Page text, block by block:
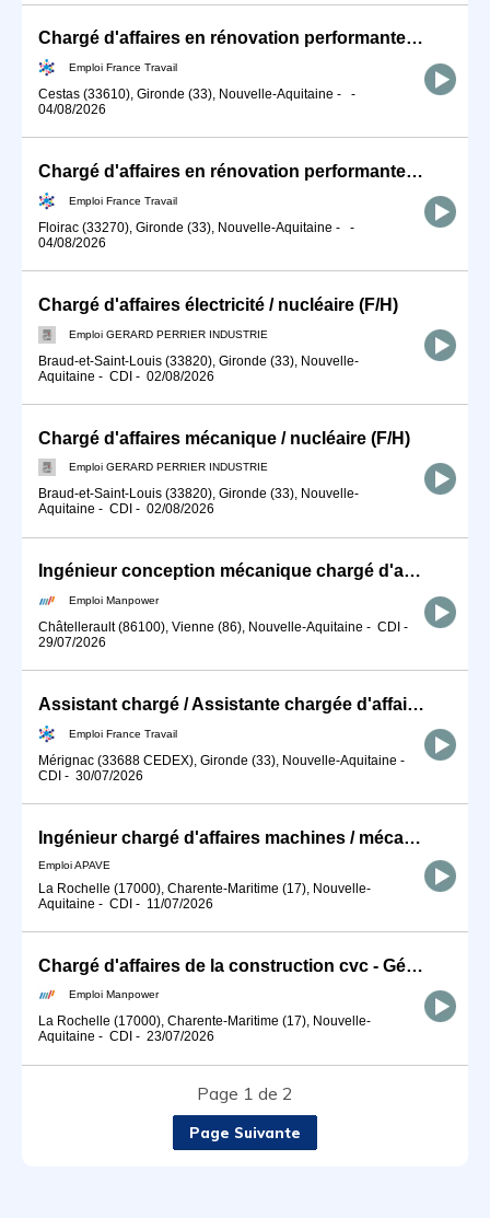
Chargé d'affaires en rénovation performante (H/F)
Emploi France Travail
Cestas (33610), Gironde (33), Nouvelle-Aquitaine -
-
04/08/2026
Chargé d'affaires en rénovation performante (H/F)
Emploi France Travail
Floirac (33270), Gironde (33), Nouvelle-Aquitaine -
-
04/08/2026
Chargé d'affaires électricité / nucléaire (F/H)
Emploi GERARD PERRIER INDUSTRIE
Braud-et-Saint-Louis (33820), Gironde (33), Nouvelle-
Aquitaine - CDI - 02/08/2026
Chargé d'affaires mécanique / nucléaire (F/H)
Emploi GERARD PERRIER INDUSTRIE
Braud-et-Saint-Louis (33820), Gironde (33), Nouvelle-
Aquitaine - CDI - 02/08/2026
Ingénieur conception mécanique chargé d'affaires (H/F)
Emploi Manpower
Châtellerault (86100), Vienne (86), Nouvelle-Aquitaine - CDI -
29/07/2026
Assistant chargé / Assistante chargée d'affaires BTP en génie cli (H/F)
Emploi France Travail
Mérignac (33688 CEDEX), Gironde (33), Nouvelle-Aquitaine -
CDI - 30/07/2026
Ingénieur chargé d'affaires machines / mécanique H/F
Emploi APAVE
La Rochelle (17000), Charente-Maritime (17), Nouvelle-
Aquitaine - CDI - 11/07/2026
Chargé d'affaires de la construction cvc - Génie Climatique (H/F)
Emploi Manpower
La Rochelle (17000), Charente-Maritime (17), Nouvelle-
Aquitaine - CDI - 23/07/2026
Page 1 de 2
Page Suivante